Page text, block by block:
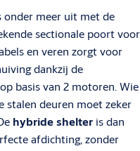
onder meer uit met de
sectionale poort voor
en veren zorgt voor
dankzij de
basis van 2 motoren. Wie
stalen deuren moet zeker
hybride shelter is dan
afdichting, zonder